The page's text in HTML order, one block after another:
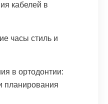
кабелей в
часы стиль и
в ортодонтии:
планирования